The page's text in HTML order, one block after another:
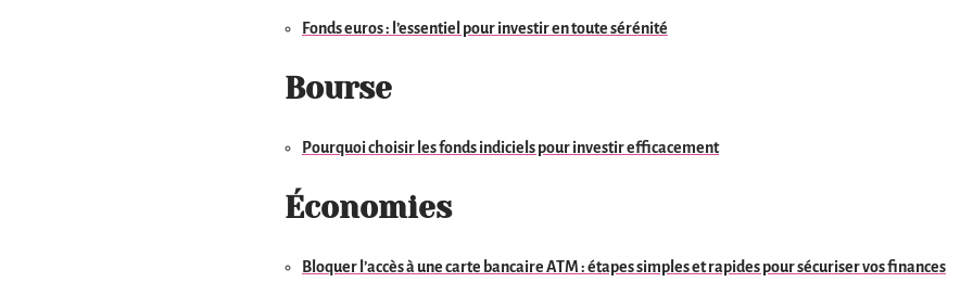
Fonds euros : l’essentiel pour investir en toute sérénité
Bourse
Pourquoi choisir les fonds indiciels pour investir efficacement
Économies
Bloquer l’accès à une carte bancaire ATM : étapes simples et rapides pour sécuriser vos finances